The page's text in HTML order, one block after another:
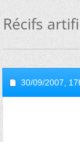
Récifs
30/09/2007,